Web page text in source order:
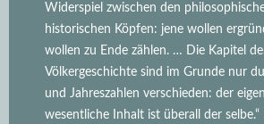
Widerspiel zwischen den
historischen Köpfen: jene wollen
wollen zu Ende zählen. … Die Kapitel
Völkergeschichte sind im Grunde nur
und Jahreszahlen verschieden: der
wesentliche Inhalt ist überall der selbe.“